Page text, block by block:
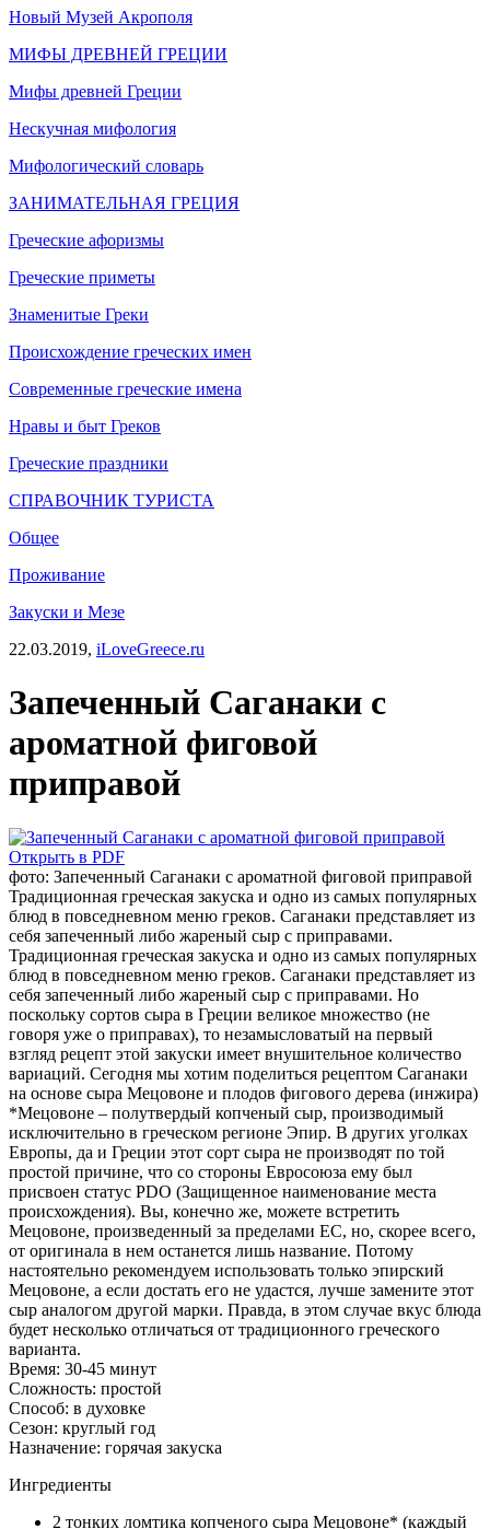
Новый Музей Акрополя
МИФЫ ДРЕВНЕЙ ГРЕЦИИ
Мифы древней Греции
Нескучная мифология
Мифологический словарь
ЗАНИМАТЕЛЬНАЯ ГРЕЦИЯ
Греческие афоризмы
Греческие приметы
Знаменитые Греки
Происхождение греческих имен
Современные греческие имена
Нравы и быт Греков
Греческие праздники
СПРАВОЧНИК ТУРИСТА
Общее
Проживание
Закуски и Мезе
22.03.2019, iLoveGreece.ru
Запеченный Саганаки с
ароматной фиговой
приправой
Открыть в PDF
фото: Запеченный Саганаки с ароматной фиговой приправой
Традиционная греческая закуска и одно из самых популярных
блюд в повседневном меню греков. Саганаки представляет из
себя запеченный либо жареный сыр с приправами.
Традиционная греческая закуска и одно из самых популярных
блюд в повседневном меню греков. Саганаки представляет из
себя запеченный либо жареный сыр с приправами. Но
поскольку сортов сыра в Греции великое множество (не
говоря уже о приправах), то незамысловатый на первый
взгляд рецепт этой закуски имеет внушительное количество
вариаций. Сегодня мы хотим поделиться рецептом Саганаки
на основе сыра Мецовоне и плодов фигового дерева (инжира)
*Мецовоне – полутвердый копченый сыр, производимый
исключительно в греческом регионе Эпир. В других уголках
Европы, да и Греции этот сорт сыра не производят по той
простой причине, что со стороны Евросоюза ему был
присвоен статус PDO (Защищенное наименование места
происхождения). Вы, конечно же, можете встретить
Мецовоне, произведенный за пределами ЕС, но, скорее всего,
от оригинала в нем останется лишь название. Потому
настоятельно рекомендуем использовать только эпирский
Мецовоне, а если достать его не удастся, лучше замените этот
сыр аналогом другой марки. Правда, в этом случае вкус блюда
будет несколько отличаться от традиционного греческого
варианта.
Время: 30-45 минут
Сложность: простой
Способ: в духовке
Сезон: круглый год
Назначение: горячая закуска
Ингредиенты
2 тонких ломтика копченого сыра Мецовоне* (каждый